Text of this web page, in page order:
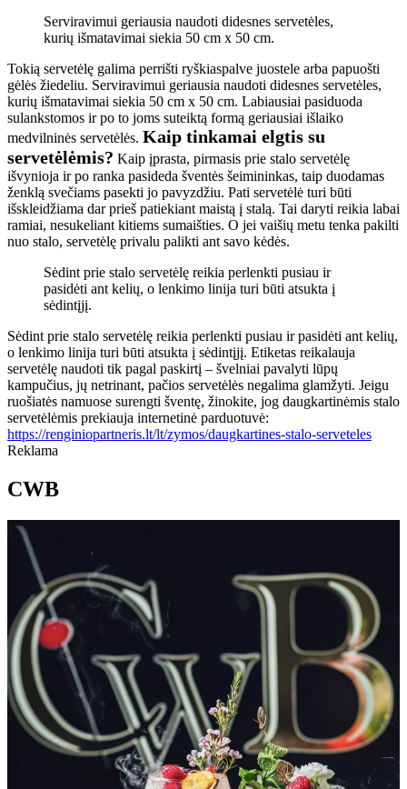
Serviravimui geriausia naudoti didesnes servetėles,
kurių išmatavimai siekia 50 cm x 50 cm.
Tokią servetėlę galima perrišti ryškiaspalve juostele arba papuošti
gėlės žiedeliu. Serviravimui geriausia naudoti didesnes servetėles,
kurių išmatavimai siekia 50 cm x 50 cm. Labiausiai pasiduoda
sulankstomos ir po to joms suteiktą formą geriausiai išlaiko
medvilninės servetėlės. Kaip tinkamai elgtis su
servetėlėmis? Kaip įprasta, pirmasis prie stalo servetėlę
išvynioja ir po ranka pasideda šventės šeimininkas, taip duodamas
ženklą svečiams pasekti jo pavyzdžiu. Pati servetėlė turi būti
išskleidžiama dar prieš patiekiant maistą į stalą. Tai daryti reikia labai
ramiai, nesukeliant kitiems sumaišties. O jei vaišių metu tenka pakilti
nuo stalo, servetėlę privalu palikti ant savo kėdės.
Sėdint prie stalo servetėlę reikia perlenkti pusiau ir
pasidėti ant kelių, o lenkimo linija turi būti atsukta į
sėdintįjį.
Sėdint prie stalo servetėlę reikia perlenkti pusiau ir pasidėti ant kelių,
o lenkimo linija turi būti atsukta į sėdintįjį. Etiketas reikalauja
servetėlę naudoti tik pagal paskirtį – švelniai pavalyti lūpų
kampučius, jų netrinant, pačios servetėlės negalima glamžyti. Jeigu
ruošiatės namuose surengti šventę, žinokite, jog daugkartinėmis stalo
servetėlėmis prekiauja internetinė parduotuvė:
https://renginiopartneris.lt/lt/zymos/daugkartines-stalo-serveteles
Reklama
CWB